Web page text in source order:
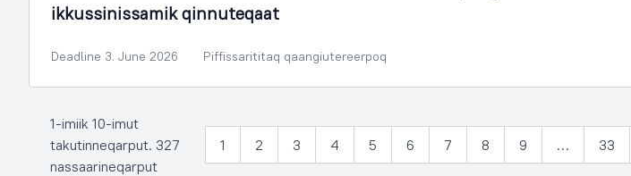
ikkussinissamik qinnuteqaat
Deadline 3. June 2026 Piffissarititaq qaangiutereerpoq
1-imiik 10-imut
takutinneqarput. 327
nassaarineqarput
1 2 3 4 5 6 7 8 9 … 33